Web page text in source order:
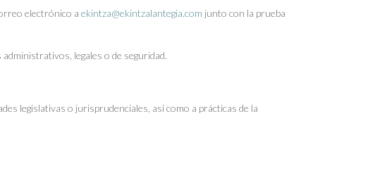
electrónico aekintza@ekintzalantegia.com junto con la prueba
legales o de seguridad.
legislativas o jurisprudenciales, así como a prácticas de la